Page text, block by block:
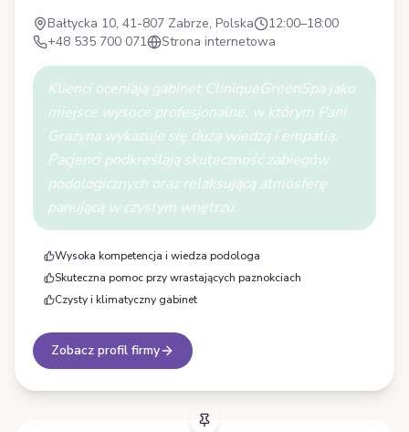
Bałtycka 10, 41-807 Zabrze, Polska
12:00–18:00
+48 535 700 071
Strona internetowa
Klienci oceniają gabinet CliniqueGreenSpa jako
miejsce wysoce profesjonalne, w którym Pani
Grażyna wykazuje się dużą wiedzą i empatią.
Pacjenci podkreślają skuteczność zabiegów
podologicznych oraz relaksującą atmosferę
panującą w czystym wnętrzu.
Wysoka kompetencja i wiedza podologa
Skuteczna pomoc przy wrastających paznokciach
Czysty i klimatyczny gabinet
Zobacz profil firmy